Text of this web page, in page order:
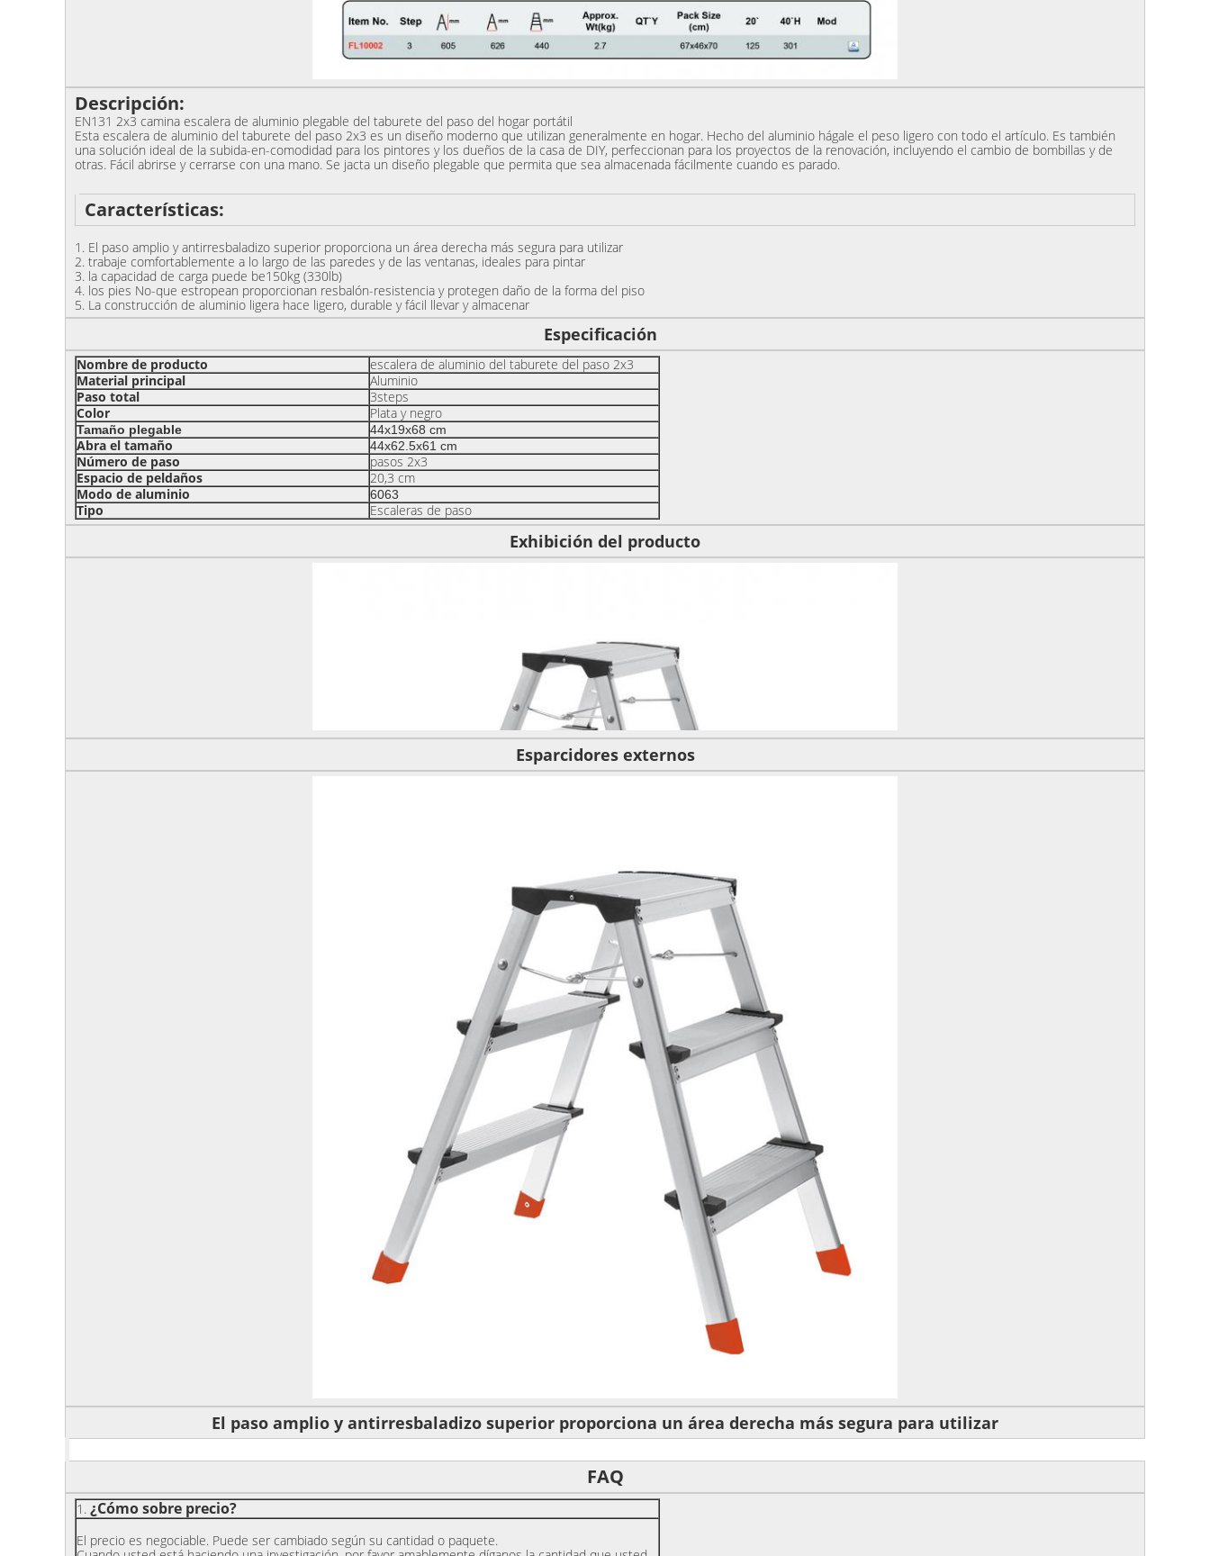
Descripción:
EN131 2x3 camina escalera de aluminio plegable del taburete del paso del hogar portátil
Esta escalera de aluminio del taburete del paso 2x3 es un diseño moderno que utilizan generalmente en hogar. Hecho del aluminio hágale el peso ligero con todo el artículo. Es también
una solución ideal de la subida-en-comodidad para los pintores y los dueños de la casa de DIY, perfeccionan para los proyectos de la renovación, incluyendo el cambio de bombillas y de
otras. Fácil abrirse y cerrarse con una mano. Se jacta un diseño plegable que permita que sea almacenada fácilmente cuando es parado.
Características:
1. El paso amplio y antirresbaladizo superior proporciona un área derecha más segura para utilizar
2. trabaje comfortablemente a lo largo de las paredes y de las ventanas, ideales para pintar
3. la capacidad de carga puede be150kg (330lb)
4. los pies No-que estropean proporcionan resbalón-resistencia y protegen daño de la forma del piso
5. La construcción de aluminio ligera hace ligero, durable y fácil llevar y almacenar
Especificación
Nombre de producto
escalera de aluminio del taburete del paso 2x3
Material principal
Aluminio
Paso total
3steps
Color
Plata y negro
Tamaño plegable 44x19x68 cm
Abra el tamaño 44x62.5x61 cm
Número de paso
pasos 2x3
Espacio de peldaños
20,3 cm
Modo de aluminio
6063
Tipo Escaleras de paso
Exhibición del producto
Esparcidores externos
El paso amplio y antirresbaladizo superior proporciona un área derecha más segura para utilizar
FAQ
1. ¿Cómo sobre precio?
El precio es negociable. Puede ser cambiado según su cantidad o paquete.